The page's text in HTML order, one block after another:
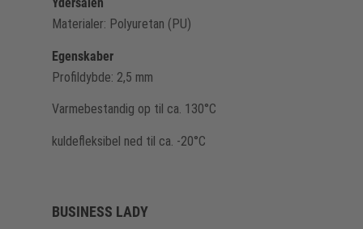
Materialer: Polyuretan (PU)
Egenskaber
Profildybde: 2,5 mm
Varmebestandig op til ca. 130°C
kuldefleksibel ned til ca. -20°C
BUSINESS LADY